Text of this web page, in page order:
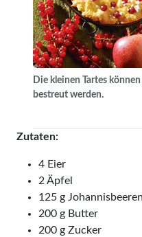
Die kleinen Tartes
bestreut werden.
Zutaten:
4 Eier
2 Äpfel
125 g Johannisbeeren
200 g Butter
200 g Zucker